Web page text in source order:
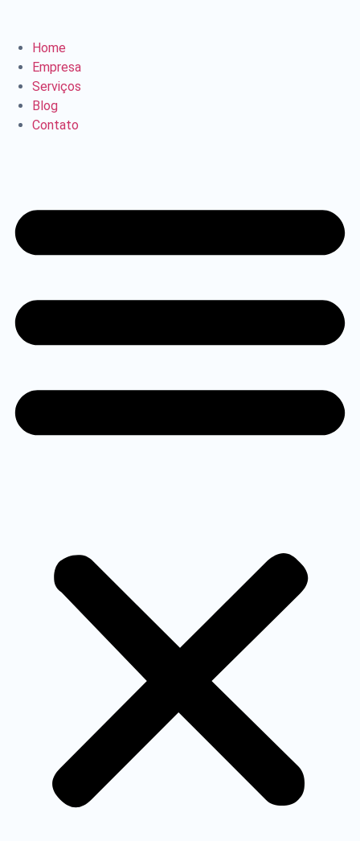
Home
Empresa
Serviços
Blog
Contato